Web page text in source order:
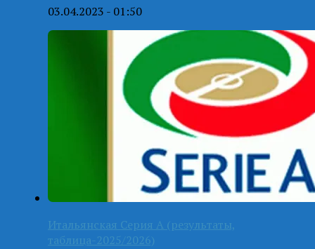
03.04.2023 - 01:50
Итальянская Серия А (результаты,
таблица-2025/2026)